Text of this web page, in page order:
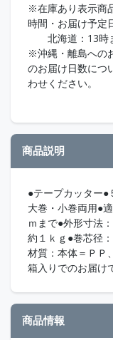
※在庫あり表示商
時間・お届け予定
北海道：13時
※沖縄・離島への
のお届け日数につ
わせください。
商品説明
●テープカッター●
大巻・小巻両用●
ｍまで●外形寸法
約１ｋｇ●巻芯径
材質：本体＝ＰＰ
箱入りでのお届け
商品情報